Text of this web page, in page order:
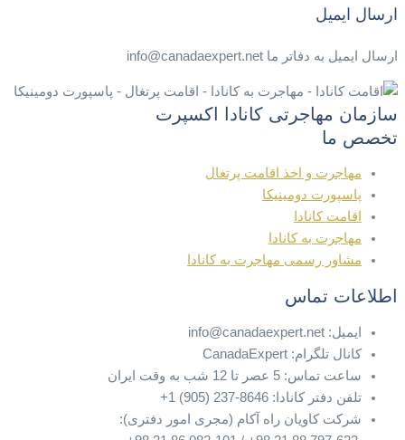
ارسال ایمیل
ارسال ایمیل به دفاتر ما info@canadaexpert.net
سازمان مهاجرتی کانادا اکسپرت
تخصص ما
مهاجرت و اخذ اقامت پرتغال
پاسپورت دومینیکا
اقامت کانادا
مهاجرت به کانادا
مشاور رسمی مهاجرت به کانادا
اطلاعات تماس
ایمیل: info@canadaexpert.net
کانال تلگرام: CanadaExpert
ساعت تماس: 5 عصر تا 12 شب به وقت ایران
تلفن دفتر کانادا: 8646-237 (905) 1+
شرکت کاویان راه آکام (مجری امور دفتری):